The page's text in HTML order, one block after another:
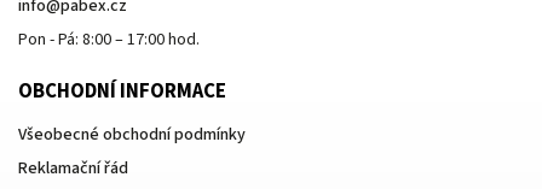
info@pabex.cz
Pon - Pá: 8:00 – 17:00 hod.
OBCHODNÍ INFORMACE
Všeobecné obchodní podmínky
Reklamační řád